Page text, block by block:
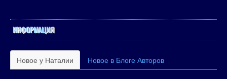
ИНФОРМАЦИЯ
Новое у Наталии Новое в Блоге Авторов